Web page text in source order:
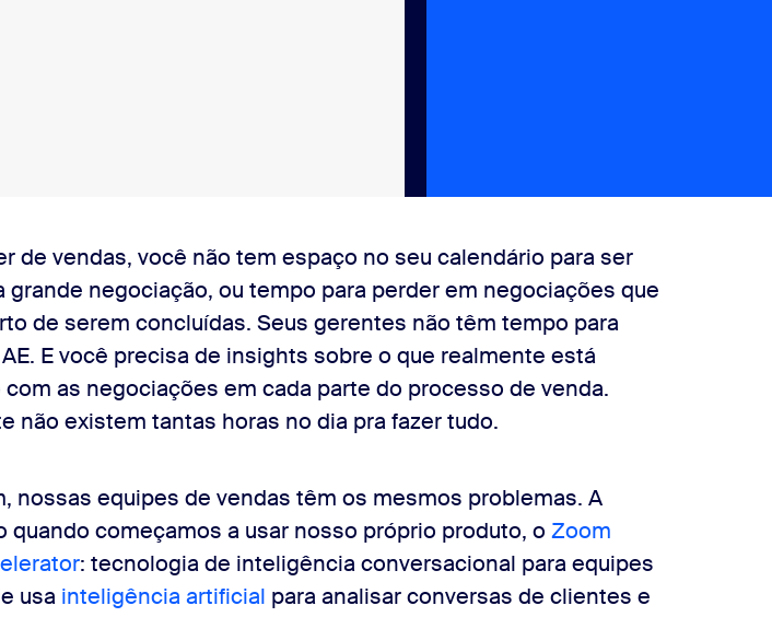
de vendas, você não tem espaço no seu calendário para ser
grande negociação, ou tempo para perder em negociações que
de serem concluídas. Seus gerentes não têm tempo para
E você precisa de insights sobre o que realmente está
as negociações em cada parte do processo de venda.
não existem tantas horas no dia pra fazer tudo.
nossas equipes de vendas têm os mesmos problemas. A
quando começamos a usar nosso próprio produto, o Zoom
: tecnologia de inteligência conversacional para equipes
usa inteligência artificial para analisar conversas de clientes e